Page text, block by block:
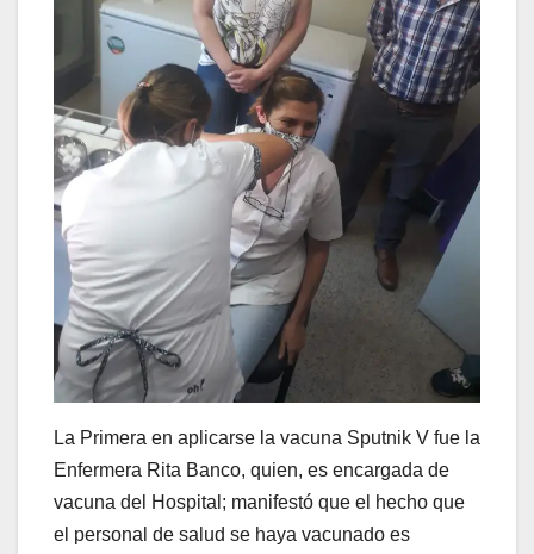
La Primera en aplicarse la vacuna Sputnik V fue la
Enfermera Rita Banco, quien, es encargada de
vacuna del Hospital; manifestó que el hecho que
el personal de salud se haya vacunado es